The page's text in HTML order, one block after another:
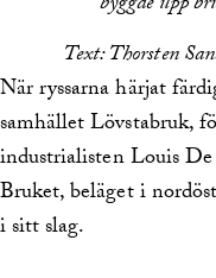
Text: Thorsten
När ryssarna härjat
samhället Lövstabruk,
industrialisten Louis
Bruket, beläget i
i sitt slag.